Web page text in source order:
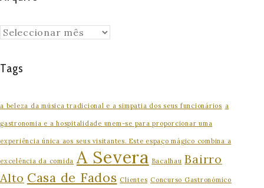
Arquivo
Tags
a beleza da música tradicional e a simpatia dos seus funcionários a
gastronomia e a hospitalidade unem-se para proporcionar uma
experiência única aos seus visitantes. Este espaço mágico combina a
excelência da comida A Severa Bacalhau Bairro
Alto Casa de Fados Clientes Concurso Gastronómico